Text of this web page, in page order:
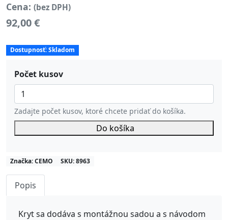
Cena: (bez DPH)
92,00 €
Dostupnosť:Skladom
Počet kusov
Zadajte počet kusov, ktoré chcete pridať do košíka.
Do košíka
Značka:CEMO SKU:8963
Popis
Kryt sa dodáva s montážnou sadou a s návodom